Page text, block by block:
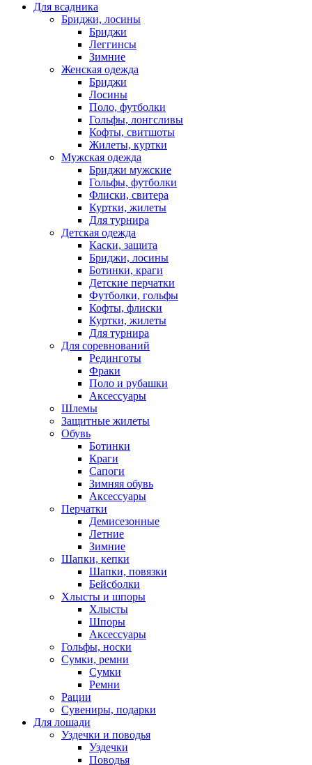
Для всадника
Бриджи, лосины
Бриджи
Леггинсы
Зимние
Женская одежда
Бриджи
Лосины
Поло, футболки
Гольфы, лонгсливы
Кофты, свитшоты
Жилеты, куртки
Мужская одежда
Бриджи мужские
Гольфы, футболки
Флиски, свитера
Куртки, жилеты
Для турнира
Детская одежда
Каски, защита
Бриджи, лосины
Ботинки, краги
Детские перчатки
Футболки, гольфы
Кофты, флиски
Куртки, жилеты
Для турнира
Для соревнований
Рединготы
Фраки
Поло и рубашки
Аксессуары
Шлемы
Защитные жилеты
Обувь
Ботинки
Краги
Сапоги
Зимняя обувь
Аксессуары
Перчатки
Демисезонные
Летние
Зимние
Шапки, кепки
Шапки, повязки
Бейсболки
Хлысты и шпоры
Хлысты
Шпоры
Аксессуары
Гольфы, носки
Сумки, ремни
Сумки
Ремни
Рации
Сувениры, подарки
Для лошади
Уздечки и поводья
Уздечки
Поводья